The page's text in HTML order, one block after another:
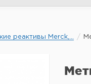
реактивы Merck,...